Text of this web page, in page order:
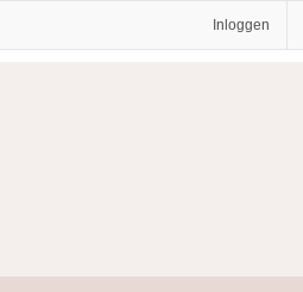
Inloggen